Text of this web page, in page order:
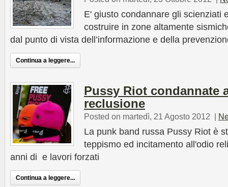
E' giusto condannare gli scienziati
costruire in zone altamente
dal punto di vista dell’informazione e della
Continua a leggere...
Pussy Riot condannate
reclusione
Posted on martedì, 21 Agosto 2012 |
La punk band russa Pussy Riot è
teppismo ed incitamento all'odio
anni di e lavori forzati
Continua a leggere...